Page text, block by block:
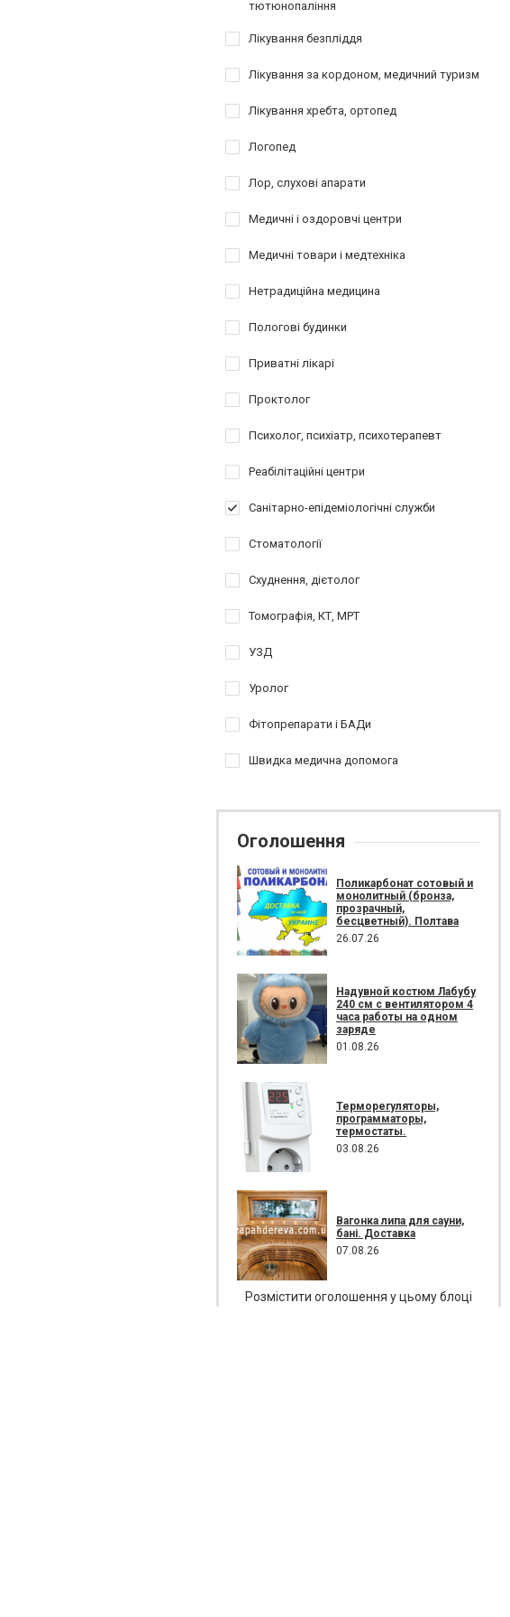
тютюнопаління
Лікування безпліддя
Лікування за кордоном, медичний туризм
Лікування хребта, ортопед
Логопед
Лор, слухові апарати
Медичні і оздоровчі центри
Медичні товари і медтехніка
Нетрадиційна медицина
Пологові будинки
Приватні лікарі
Проктолог
Психолог, психіатр, психотерапевт
Реабілітаційні центри
Санітарно-епідеміологічні служби
Стоматології
Схуднення, дієтолог
Томографія, КТ, МРТ
УЗД
Уролог
Фітопрепарати і БАДи
Швидка медична допомога
Оголошення
Поликарбонат сотовый и
монолитный (бронза,
прозрачный,
бесцветный). Полтава
26.07.26
Надувной костюм Лабубу
240 см с вентилятором 4
часа работы на одном
заряде
01.08.26
Терморегуляторы,
программаторы,
термостаты.
03.08.26
Вагонка липа для сауни,
бані. Доставка
07.08.26
Розмістити оголошення у цьому блоці